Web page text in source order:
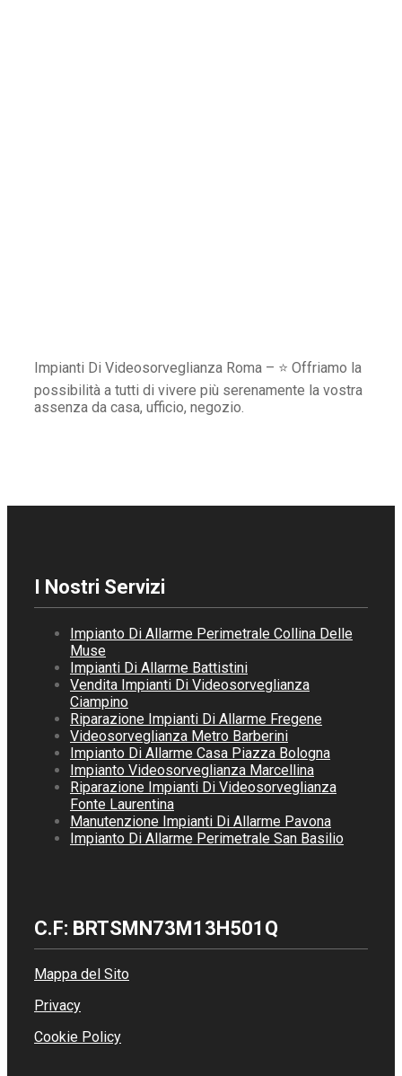
Impianti Di Videosorveglianza Roma – ⭐ Offriamo la
possibilità a tutti di vivere più serenamente la vostra
assenza da casa, ufficio, negozio.
I Nostri Servizi
Impianto Di Allarme Perimetrale Collina Delle
Muse
Impianti Di Allarme Battistini
Vendita Impianti Di Videosorveglianza
Ciampino
Riparazione Impianti Di Allarme Fregene
Videosorveglianza Metro Barberini
Impianto Di Allarme Casa Piazza Bologna
Impianto Videosorveglianza Marcellina
Riparazione Impianti Di Videosorveglianza
Fonte Laurentina
Manutenzione Impianti Di Allarme Pavona
Impianto Di Allarme Perimetrale San Basilio
C.F: BRTSMN73M13H501Q
Mappa del Sito
Privacy
Cookie Policy